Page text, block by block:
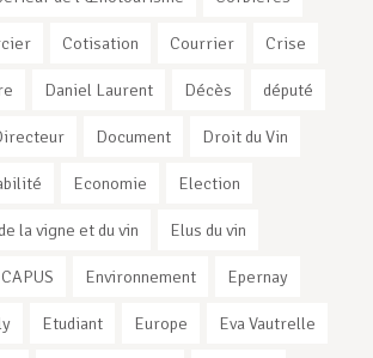
Cotisation Courrier Crise
Daniel Laurent Décès député
Document Droit du Vin
Economie Election
la vigne et du vin Elus du vin
Environnement Epernay
Etudiant Europe Eva Vautrelle